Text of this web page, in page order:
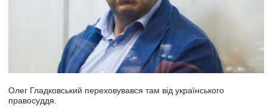
Олег Гладковський переховувався там від українського
правосуддя.